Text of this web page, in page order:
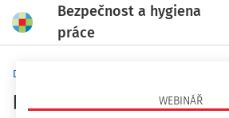
Bezpečnost a hygiena
práce
WEBINÁŘ
Domů
pitná voda